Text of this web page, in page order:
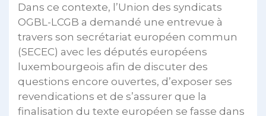
Dans ce contexte, l’Union des syndicats
OGBL-LCGB a demandé une entrevue à
travers son secrétariat européen commun
(SECEC) avec les députés européens
luxembourgeois afin de discuter des
questions encore ouvertes, d’exposer ses
revendications et de s’assurer que la
finalisation du texte européen se fasse dans